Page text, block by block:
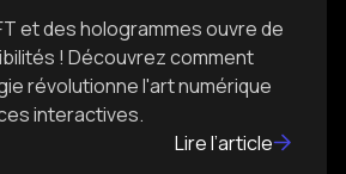
et des hologrammes ouvre de
! Découvrez comment
révolutionne l'art numérique
interactives.
Lire l’article